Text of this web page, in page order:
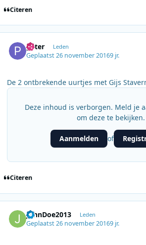
Citeren
peter Leden
Geplaatst26 november 20169 jr.
De 2 ontbrekende uurtjes met Gijs
Deze inhoud is verborgen. Meld je
om deze te bekijken.
Aanmelden of
Citeren
JohnDoe2013 Leden
Geplaatst26 november 20169 jr.